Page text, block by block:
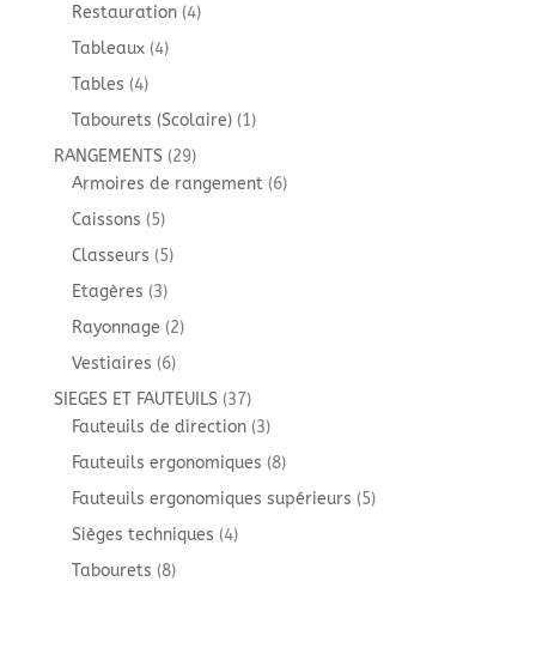
Restauration 44
Tableaux 44
Tables 44
produits
Tabourets (Scolaire) 11
RANGEMENTS 2929
produits
Armoires de rangement 66
Caissons 55
produits
Classeurs 55
Etagères 33
produits
Rayonnage 22
Vestiaires 66
produits
SIEGES ET FAUTEUILS 3737
produits
Fauteuils de direction 33
produits
Fauteuils ergonomiques 88
produits
Fauteuils ergonomiques supérieurs 55
Sièges techniques 44
Tabourets 88